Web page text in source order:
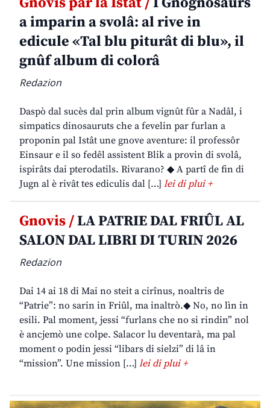
a imparin a svolâ: al rive in
edicule «Tal blu piturât di blu», il
gnûf album di colorâ
Redazion
Daspò dal sucès dal prin album vignût fûr a Nadâl, i
simpatics dinosauruts che a fevelin par furlan a
proponin pal Istât une gnove aventure: il professôr
Einsaur e il so fedêl assistent Blik a provin di svolâ,
ispirâts dai pterodatils. Rivarano? ◆ A partî de fin di
Jugn al è rivât tes ediculis dal […] lei di plui +
Gnovis /LA PATRIE DAL FRIÛL AL
SALON DAL LIBRI DI TURIN 2026
Redazion
Dai 14 ai 18 di Mai no steit a cirînus, noaltris de
“Patrie”: no sarin in Friûl, ma inaltrò.◆ No, no lìn in
esili. Pal moment, jessi “furlans che no si rindin” nol
è ancjemò une colpe. Salacor lu deventarà, ma pal
moment o podin jessi “libars di sielzi” di lâ in
“mission”. Une mission […] lei di plui +